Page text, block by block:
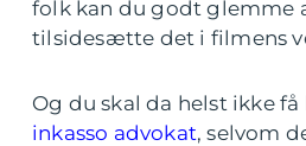
folk kan du godt glemme
tilsidesætte det i filmens
Og du skal da helst ikke
inkasso advokat, selvom